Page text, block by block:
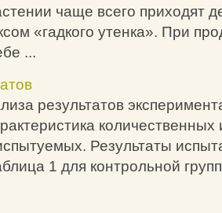
чаще всего приходят
«гадкого утенка». При
...
результатов
количественных
Результаты
1 для контрольной